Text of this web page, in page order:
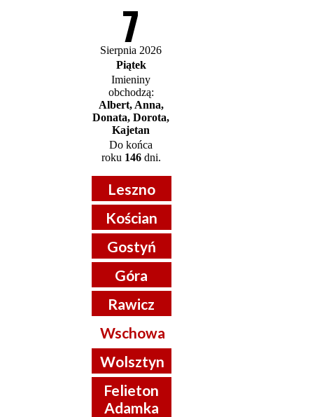
7
Sierpnia 2026
Piątek
Imieniny
obchodzą:
Albert, Anna,
Donata, Dorota,
Kajetan
Do końca
roku 146dni.
Leszno
Kościan
Gostyń
Góra
Rawicz
Wschowa
Wolsztyn
Felieton
Adamka